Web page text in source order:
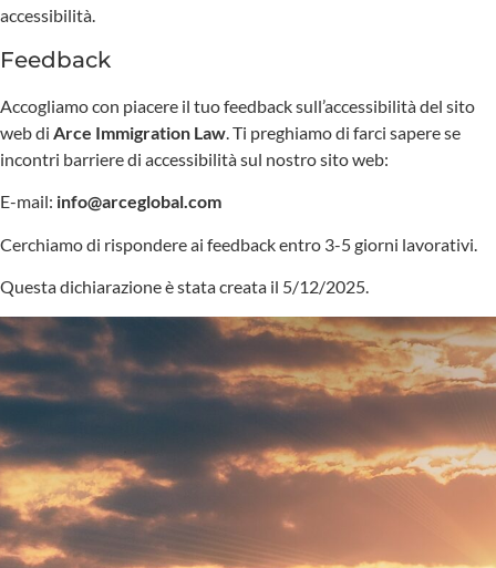
accessibilità.
Feedback
Accogliamo con piacere il tuo feedback sull’accessibilità del sito
web di Arce Immigration Law. Ti preghiamo di farci sapere se
incontri barriere di accessibilità sul nostro sito web:
E-mail: info@arceglobal.com
Cerchiamo di rispondere ai feedback entro 3-5 giorni lavorativi.
Questa dichiarazione è stata creata il 5/12/2025.